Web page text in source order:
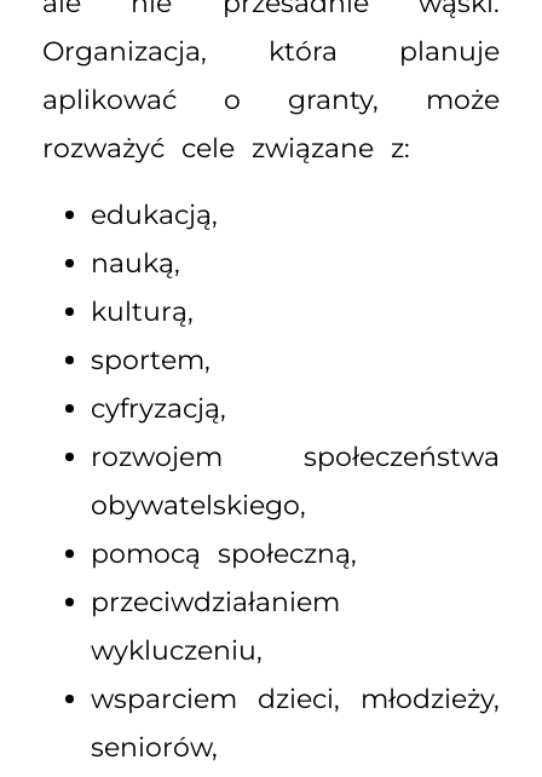
Organizacja, która planuje
aplikować o granty, może
rozważyć cele związane z:
edukacją,
nauką,
kulturą,
sportem,
cyfryzacją,
rozwojem społeczeństwa
obywatelskiego,
pomocą społeczną,
przeciwdziałaniem
wykluczeniu,
wsparciem dzieci, młodzieży,
seniorów,